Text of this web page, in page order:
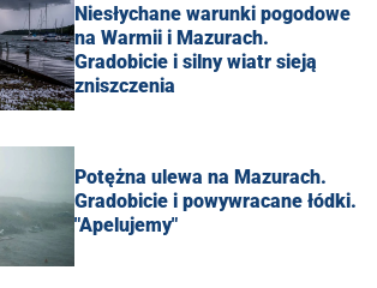
Niesłychane warunki pogodowe
na Warmii i Mazurach.
Gradobicie i silny wiatr sieją
zniszczenia
Potężna ulewa na Mazurach.
Gradobicie i powywracane łódki.
"Apelujemy"